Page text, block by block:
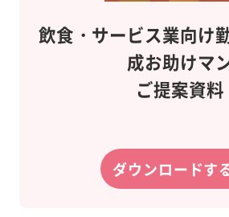
飲食・サービス業向け
成お助けマ
ご提案資料
ダウンロードす